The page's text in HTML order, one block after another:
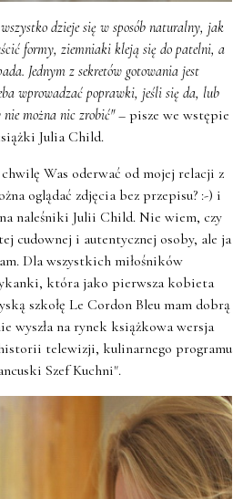
dzieje się w sposób naturalny, jak
formy, ziemniaki kleją się do patelni, a
Jednym z sekretów gotowania jest
wprowadzać poprawki, jeśli się da, lub
można nic zrobić"– pisze we wstępie
Julia Child.
Was oderwać od mojej relacji z
oglądać zdjęcia bez przepisu? :-) i
naleśniki Julii Child. Nie wiem, czy
cudownej i autentycznej osoby, ale ja
Dla wszystkich miłośników
która jako pierwsza kobieta
szkołę Le Cordon Bleu mam dobrą
wyszła na rynek książkowa wersja
telewizji, kulinarnego programu
Szef Kuchni".